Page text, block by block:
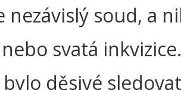
nezávislý soud, a
svatá
děsivé